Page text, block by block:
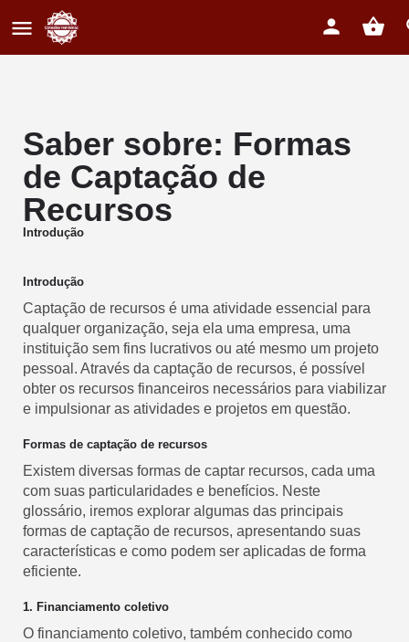
Saber sobre: Formas
de Captação de
Recursos
Introdução
Introdução
Captação de recursos é uma atividade essencial para
qualquer organização, seja ela uma empresa, uma
instituição sem fins lucrativos ou até mesmo um projeto
pessoal. Através da captação de recursos, é possível
obter os recursos financeiros necessários para viabilizar
e impulsionar as atividades e projetos em questão.
Formas de captação de recursos
Existem diversas formas de captar recursos, cada uma
com suas particularidades e benefícios. Neste
glossário, iremos explorar algumas das principais
formas de captação de recursos, apresentando suas
características e como podem ser aplicadas de forma
eficiente.
1. Financiamento coletivo
O financiamento coletivo, também conhecido como